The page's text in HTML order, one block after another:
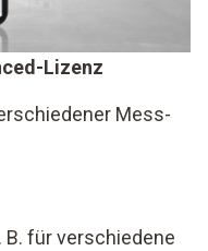
Lizenz
Mess-
für verschiedene